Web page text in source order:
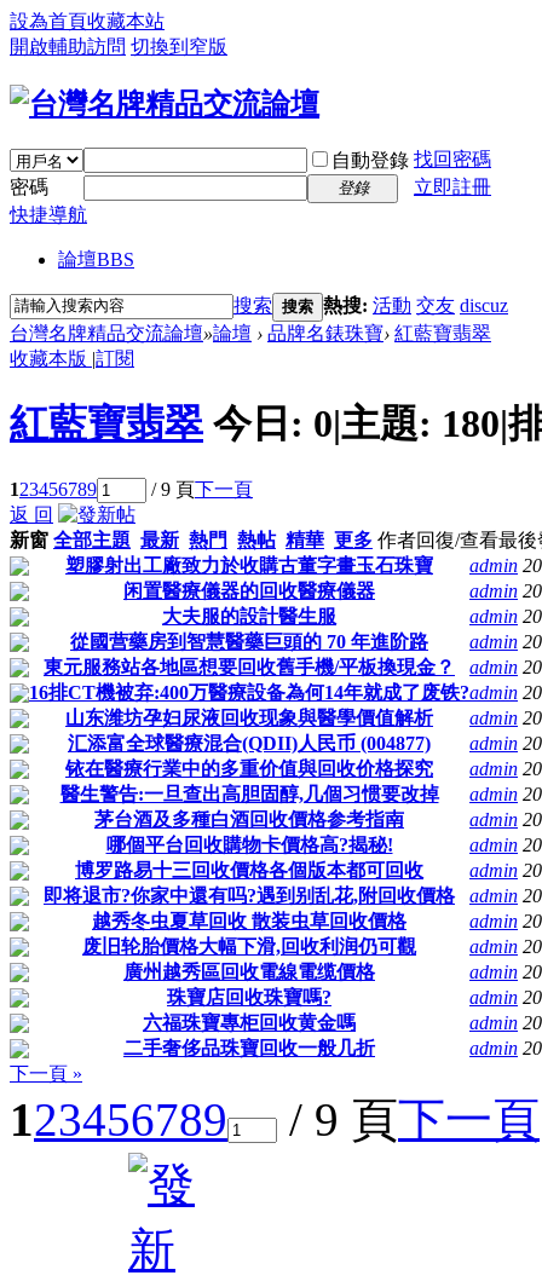
設為首頁收藏本站
開啟輔助訪問 切換到窄版
自動登錄 找回密碼
密碼
登錄
立即註冊
快捷導航
論壇BBS
搜索 搜索 熱搜: 活動 交友 discuz
台灣名牌精品交流論壇»論壇 › 品牌名錶珠寶› 紅藍寶翡翠
收藏本版 |訂閱
紅藍寶翡翠 今日: 0|主題: 180|
123456789 / 9 頁下一頁
返 回
新窗 全部主題 最新 熱門 熱帖 精華 更多 作者回復/查看最後
塑膠射出工廠致力於收購古董字畫玉石珠寶
admin
闲置醫療儀器的回收醫療儀器
admin
大夫服的設計醫生服
admin
從國营藥房到智慧醫藥巨頭的 70 年進阶路
admin
東元服務站各地區想要回收舊手機/平板換現金？
admin
16排CT機被弃:400万醫療設备為何14年就成了废铁?admin
山东潍坊孕妇尿液回收现象與醫學價值解析
admin
汇添富全球醫療混合(QDII)人民币 (004877)
admin
铱在醫療行業中的多重价值與回收价格探究
admin
醫生警告:一旦查出高胆固醇,几個习惯要改掉
admin
茅台酒及多種白酒回收價格参考指南
admin
哪個平台回收購物卡價格高?揭秘!
admin
博罗路易十三回收價格各個版本都可回收
admin
即将退市?你家中還有吗?遇到别乱花,附回收價格
admin
越秀冬虫夏草回收 散装虫草回收價格
admin
废旧轮胎價格大幅下滑,回收利润仍可觀
admin
廣州越秀區回收電線電缆價格
admin
珠寶店回收珠寶嗎?
admin
六福珠寶專柜回收黄金嗎
admin
二手奢侈品珠寶回收一般几折
admin
下一頁 »
123456789 / 9 頁下一頁